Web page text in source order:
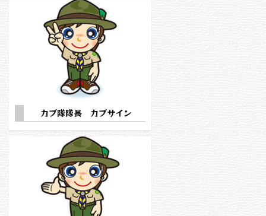
カブ隊隊長 カブサイン